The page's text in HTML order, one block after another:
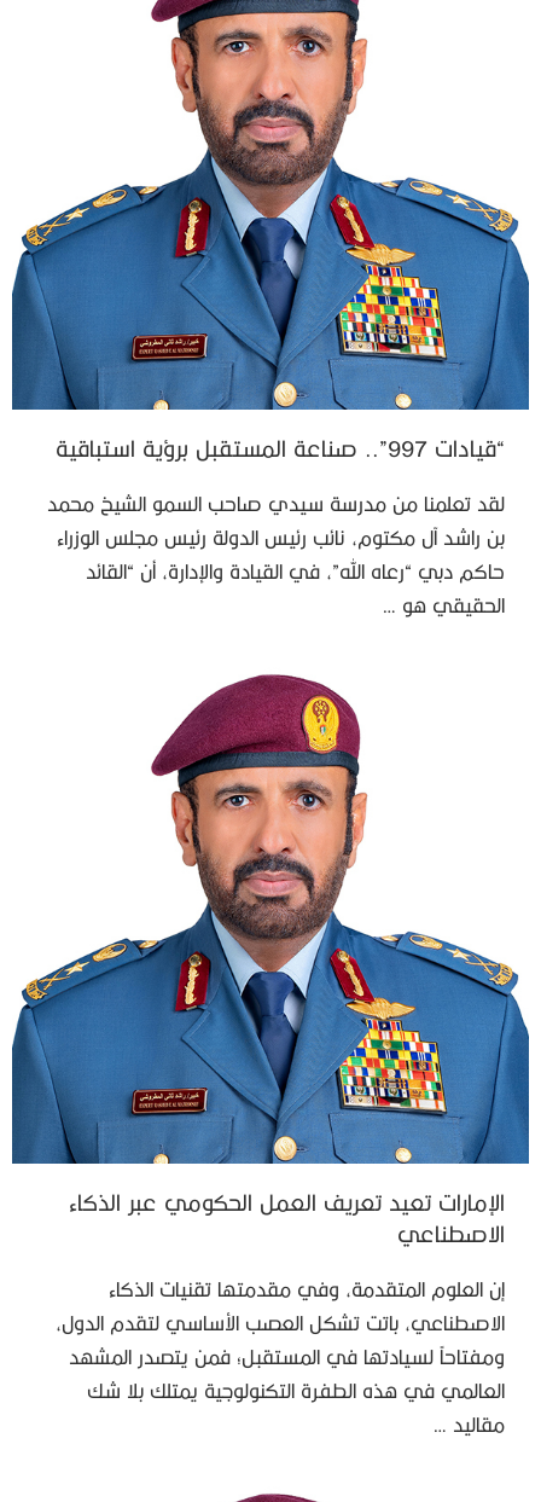
“قيادات 997”.. صناعة المستقبل برؤية استباقية
لقد تعلمنا من مدرسة سيدي صاحب السمو الشيخ محمد
بن راشد آل مكتوم، نائب رئيس الدولة رئيس مجلس الوزراء
حاكم دبي “رعاه الله”، في القيادة والإدارة، أن “القائد
الحقيقي هو …
الإمارات تعيد تعريف العمل الحكومي عبر الذكاء
الاصطناعي
إن العلوم المتقدمة، وفي مقدمتها تقنيات الذكاء
الاصطناعي، باتت تشكل العصب الأساسي لتقدم الدول،
ومفتاحاً لسيادتها في المستقبل؛ فمن يتصدر المشهد
العالمي في هذه الطفرة التكنولوجية يمتلك بلا شك
مقاليد …